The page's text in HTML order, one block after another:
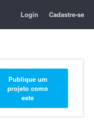
Login Cadastre-se
Publique um
projeto como
este